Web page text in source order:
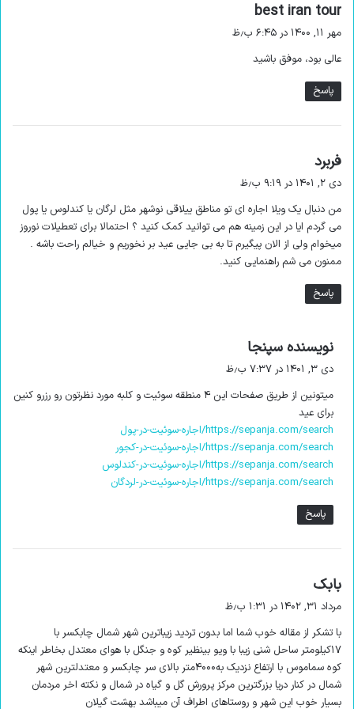
فکری اندیشه اید؟
اقامت در ویلا جنگلی در چالوس
معمولا کسانی که در این زمینه افرادی را می شناسند، سعی می کنند
شما می توانید با کمک سامانه های معتبر رزرو و اجاره سوئیت، ویلا
برای این کار لازم نیست، کار سختی انجام دهید تنها کافی است که
به سایت این سامانه و صفحه اختصاصی شهر چالوس مراجعه کنید.
شما می توانید از بین تمامی ویلاهای موجود در این شهر، یک ویلای
ساحلی، جنگی یا حتی سوئیت مبله پیدا کنید.
شما بسته به خواسته ی خود می توانید از بین این ویلاها اقدام به
پیدا کردن اقامتگاه ایده آل خود کنید.
میلیون تومان متغیر است!
best iran tour
:
مهر ۱۱, ۱۴۰۰ در ۶:۴۵ ب٫ظ
عالی بود، موفق باشید
پاسخ
فربرد
ف
:
دی ۲, ۱۴۰۱ در ۹:۱۹ ب٫ظ
من دنبال یک ویلا اجاره ای تو مناطق ییلاقی نوشهر مثل لرگان یا کندلوس یا پول
می گردم ایا در این زمینه هم می توانید کمک کنید ؟ احتمالا برای تعطیلات نوروز
میخوام ولی از الان پیگیرم تا به بی جایی عید بر نخوریم و خیالم راحت باشه .
ممنون می شم راهنمایی کنید.
پاسخ
نویسنده سپنجا
:
دی ۳, ۱۴۰۱ در ۷:۳۷ ب٫ظ
میتونین از طریق صفحات این ۴ منطقه سوئیت و کلبه مورد نظرتون رو رزرو کنین
برای عید
https://sepanja.com/search/اجاره-سوئیت-در-پول
https://sepanja.com/search/اجاره-سوئیت-در-کجور
https://sepanja.com/search/اجاره-سوئیت-در-کندلوس
https://sepanja.com/search/اجاره-سوئیت-در-لردگان
پاسخ
بابک
ف
:
مرداد ۳۱, ۱۴۰۲ در ۱:۳۱ ب٫ظ
با تشکر از مقاله خوب شما اما بدون تردید زیباترین شهر شمال چابکسر با
۱۷کیلومتر ساحل شنی زیبا با ویو بینظیر کوه و جنگل با هوای معتدل بخاطر اینکه
کوه سماموس با ارتفاع نزدیک به۴۰۰۰متر بالای سر چابکسر و معتدلترین شهر
شمال در کنار دریا بزرگترین مرکز پرورش گل و گیاه در شمال و نکته اخر مردمان
بسیار خوب این شهر و روستاهای اطراف آن میباشد بهشت گیلان